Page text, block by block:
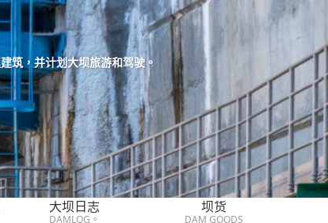
筑，并计划大坝旅游和驾驶。
大坝日志
DAMLOG。
坝货
DAM GOODS